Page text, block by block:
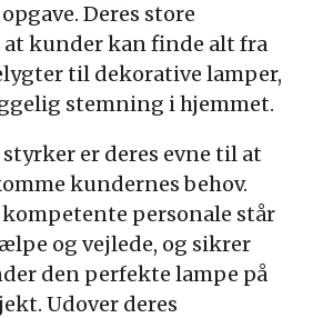
Deres store
kunder kan finde alt fra
til dekorative lamper,
stemning i hjemmet.
styrker er deres evne til at
kundernes behov.
personale står
og vejlede, og sikrer
den perfekte lampe på
Udover deres